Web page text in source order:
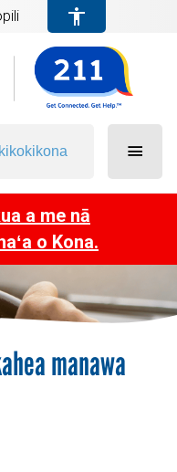
kikokikona
a me nā
o Kona.
manawa